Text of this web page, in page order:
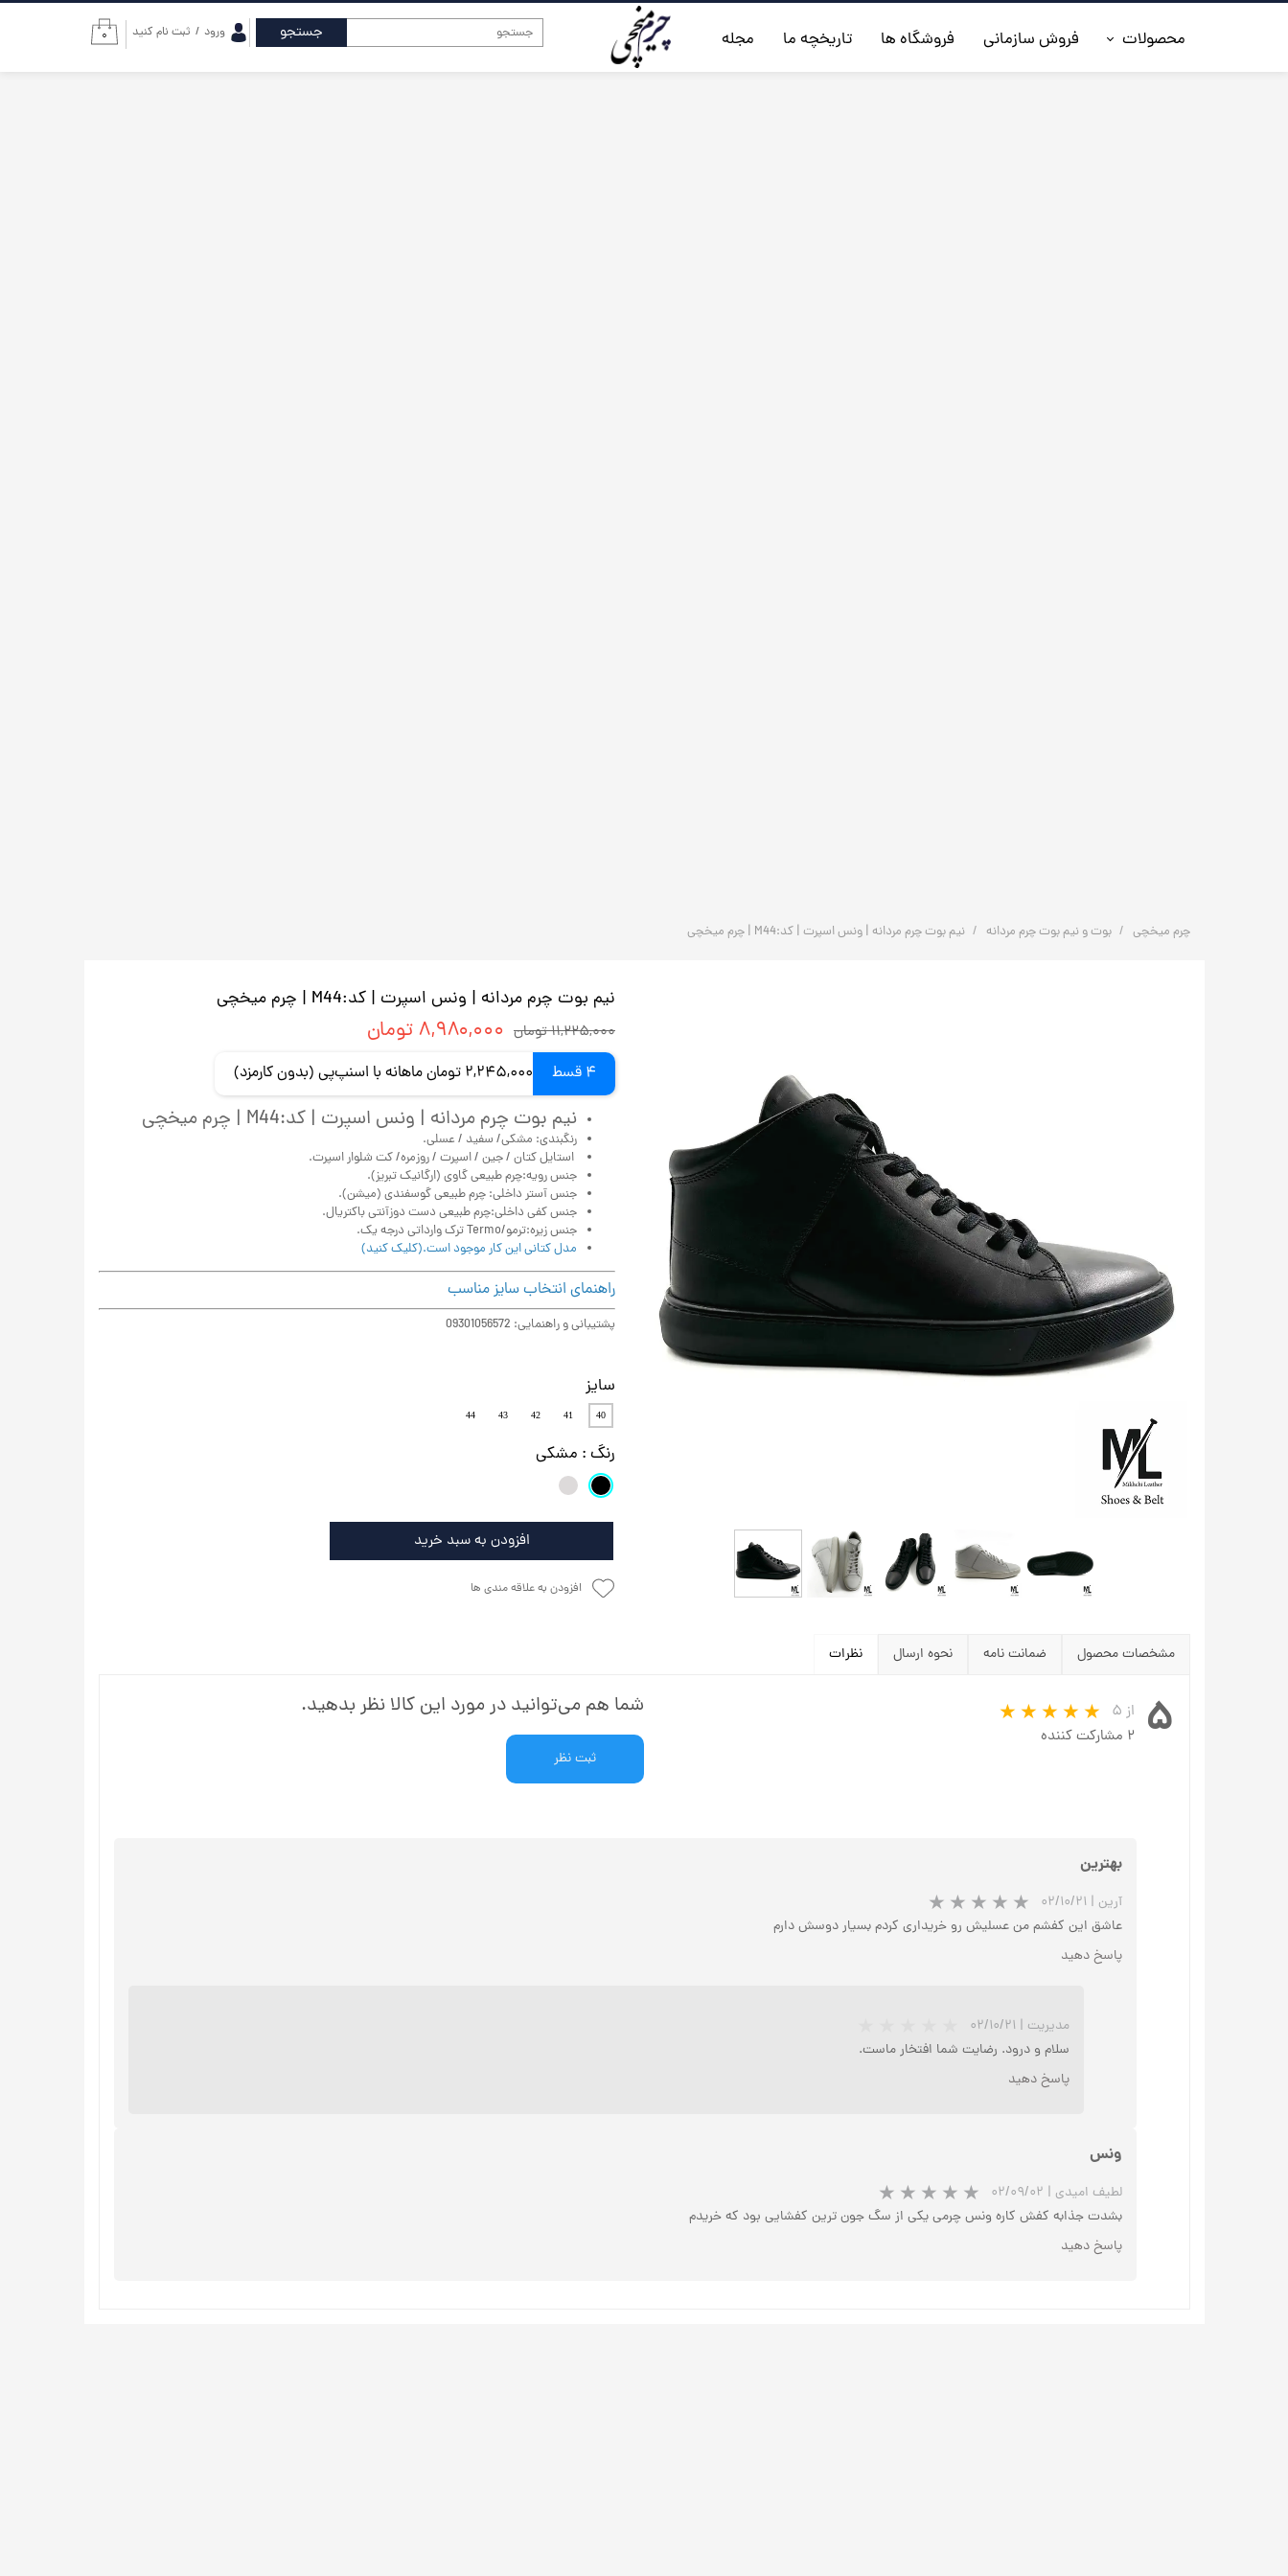
۰ ورود / ثبت نام کنید محصولات فروش سازمانی فروشگاه ها تاریخچه ما مجله جستجو
چرم میخچی بوت و نیم بوت چرم مردانه نیم بوت چرم مردانه | ونس اسپرت |‌ کد:M44 | چرم میخچی
نیم بوت چرم مردانه | ونس اسپرت |‌ کد:M44 | چرم میخچی
۱۱,۲۲۵,۰۰۰ تومان ۸,۹۸۰,۰۰۰ تومان
4 قسط 2,245,000 تومان ماهانه با اسنپ‌پی (بدون کارمزد)
نیم بوت چرم مردانه | ونس اسپرت |‌ کد:M44 | چرم میخچی
رنگبندی: مشکی/ سفید / عسلی.
استایل کتان / جین / اسپرت / روزمره/ کت شلوار اسپرت.
جنس رویه:چرم طبیعی گاوی (ارگانیک تبریز).
جنس آستر داخلی: چرم طبیعی گوسفندی (میشن).
جنس کفی داخلی:چرم طبیعی دست دوزآنتی باکتریال.
جنس زیره:ترمو/Termo ترک وارداتی درجه یک.
مدل کتانی این کار موجود است.(کلیک کنید)
راهنمای انتخاب سایز مناسب
پشتیبانی و راهنمایی: 09301056572
سایز
40
41
42
43
44
رنگ: مشکی
افزودن به سبد خرید
افزودن به علاقه مندی ها
مشخصات محصول ضمانت نامه نحوه ارسال نظرات
۵
از ۵
۲ مشارکت کننده
شما هم می‌توانید در مورد این کالا نظر بدهید.
ثبت نظر
ونس
لطیف امیدی | ۰۲/۰۹/۰۲
بشدت جذابه کفش کاره ونس چرمی یکی از سگ جون ترین کفشایی بود که خریدم
پاسخ دهید
بهترین
آرین | ۰۲/۱۰/۲۱
عاشق این کفشم من عسلیش رو خریداری کردم بسیار دوسش دارم
پاسخ دهید
مدیریت | ۰۲/۱۰/۲۱
سلام و درود. رضایت شما افتخار ماست.
پاسخ دهید